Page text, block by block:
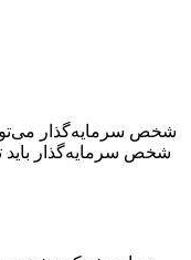
شخص سرمایه‌گذار باید